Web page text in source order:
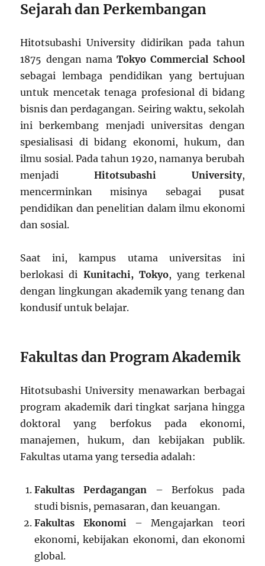
Sejarah dan Perkembangan
Hitotsubashi University didirikan pada tahun
1875 dengan namaTokyo Commercial School
sebagai lembaga pendidikan yang bertujuan
untuk mencetak tenaga profesional di bidang
bisnis dan perdagangan. Seiring waktu, sekolah
ini berkembang menjadi universitas dengan
spesialisasi di bidang ekonomi, hukum, dan
ilmu sosial. Pada tahun 1920, namanya berubah
menjadi Hitotsubashi University,
mencerminkan misinya sebagai pusat
pendidikan dan penelitian dalam ilmu ekonomi
dan sosial.
Saat ini, kampus utama universitas ini
berlokasi di Kunitachi, Tokyo, yang terkenal
dengan lingkungan akademik yang tenang dan
kondusif untuk belajar.
Fakultas dan Program Akademik
Hitotsubashi University menawarkan berbagai
program akademik dari tingkat sarjana hingga
doktoral yang berfokus pada ekonomi,
manajemen, hukum, dan kebijakan publik.
Fakultas utama yang tersedia adalah:
Fakultas Perdagangan– Berfokus pada
studi bisnis, pemasaran, dan keuangan.
Fakultas Ekonomi– Mengajarkan teori
ekonomi, kebijakan ekonomi, dan ekonomi
global.